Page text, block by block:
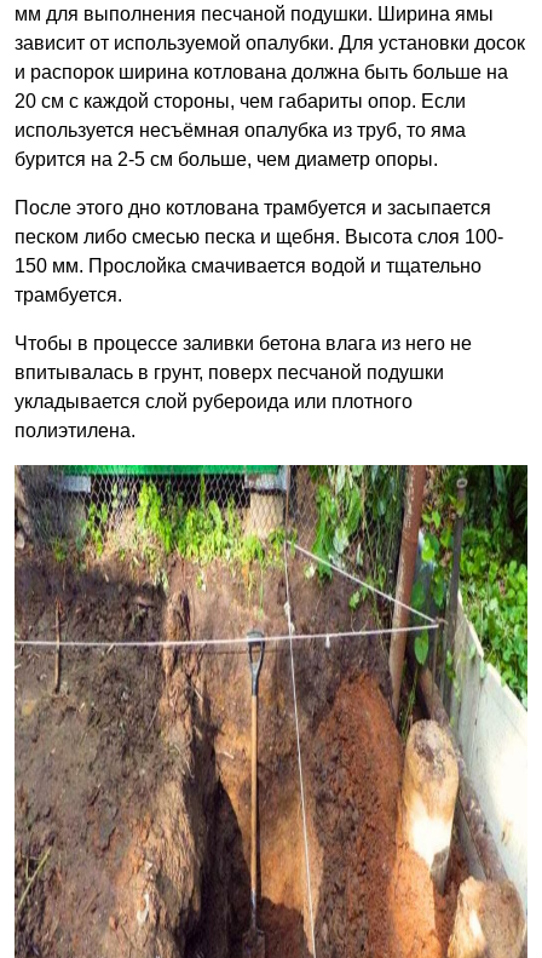
мм для выполнения песчаной подушки. Ширина ямы
зависит от используемой опалубки. Для установки досок
и распорок ширина котлована должна быть больше на
20 см с каждой стороны, чем габариты опор. Если
используется несъёмная опалубка из труб, то яма
бурится на 2-5 см больше, чем диаметр опоры.
После этого дно котлована трамбуется и засыпается
песком либо смесью песка и щебня. Высота слоя 100-
150 мм. Прослойка смачивается водой и тщательно
трамбуется.
Чтобы в процессе заливки бетона влага из него не
впитывалась в грунт, поверх песчаной подушки
укладывается слой рубероида или плотного
полиэтилена.